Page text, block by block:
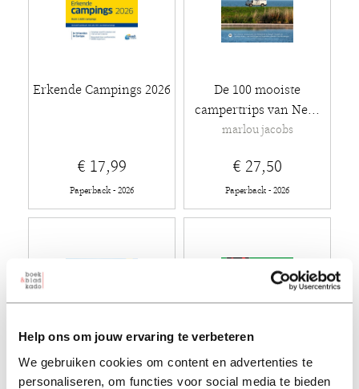
Help ons om jouw ervaring te verbeteren
We gebruiken cookies om content en advertenties te
personaliseren, om functies voor social media te bieden
Erkende Campings 2026
€ 17,99
Paperback - 2026
De 100 mooiste
campertrips van Ne...
marlou jacobs
€ 27,50
Paperback - 2026